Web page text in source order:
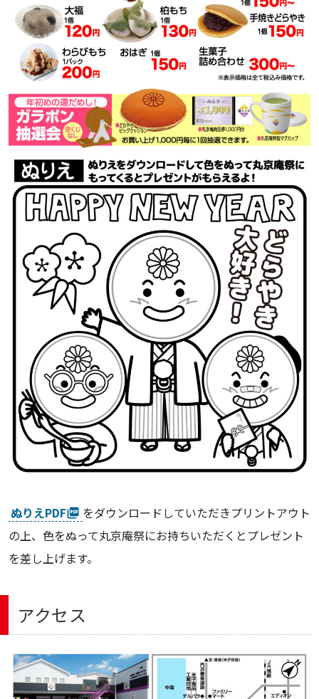
ぬりえPDF
をダウンロードしていただきプリントアウト
の上、色をぬって丸京庵祭にお持ちいただくとプレゼント
を差し上げます。
アクセス